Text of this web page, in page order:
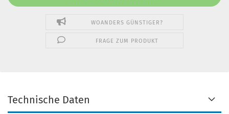
WOANDERS GÜNSTIGER?
FRAGE ZUM PRODUKT
Technische Daten